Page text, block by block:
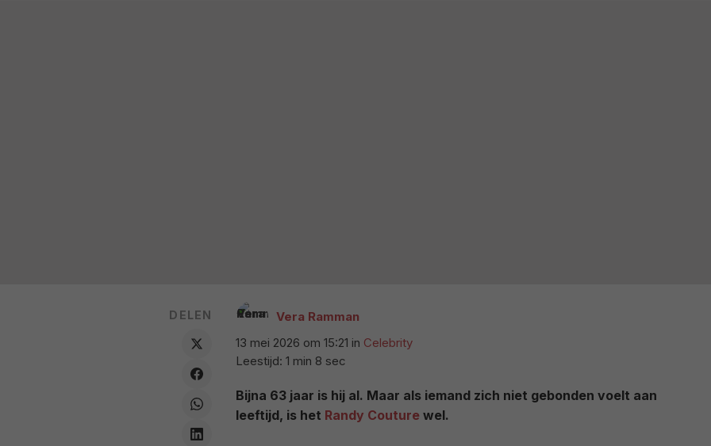
Vera Ramman
13 mei 2026 om 15:21 in Celebrity
Leestijd: 1 min 8 sec
Bijna 63 jaar is hij al. Maar als iemand zich niet gebonden voelt aan
leeftijd, is het Randy Couture wel.
DELEN